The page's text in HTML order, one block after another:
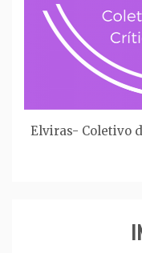
Elviras- Coletivo